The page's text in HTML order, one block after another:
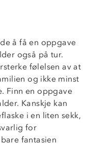
å få en oppgave
også på tur.
følelsen av at
og ikke minst
Finn en oppgave
Kanskje kan
i en liten sekk,
for
fantasien